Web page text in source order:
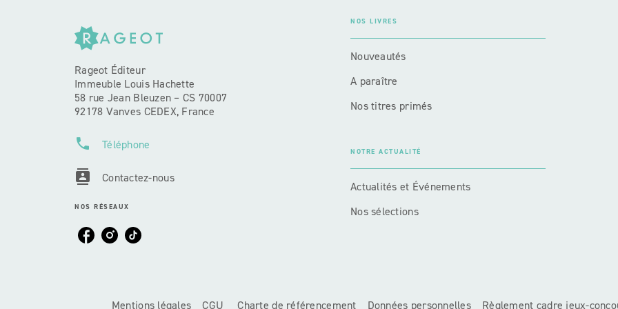
Rageot Éditeur
Immeuble Louis Hachette
58 rue Jean Bleuzen – CS 70007
92178 Vanves CEDEX, France
phone Téléphone
contacts Contactez-nous
NOS RÉSEAUX
NOS LIVRES
Nouveautés
A paraître
Nos titres primés
NOTRE ACTUALITÉ
Actualités et Événements
Nos sélections
Mentions légales CGU Charte de référencement Données personnelles Règlement cadre jeux-